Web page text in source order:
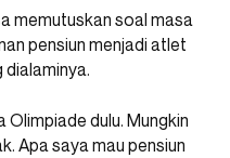
memutuskan soal masa
pensiun menjadi atlet
Olimpiade dulu. Mungkin
Apa saya mau pensiun